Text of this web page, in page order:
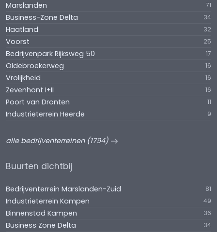
Marslanden 71
Business-Zone Delta 34
Haatland 32
Voorst 25
Bedrijvenpark Rijksweg 50 17
Oldebroekerweg 16
Vrolijkheid 16
Zevenhont I+II 16
Poort van Dronten 11
Industrieterrein Heerde 9
alle bedrijventerreinen (1794)
Buurten dichtbij
Bedrijventerrein Marslanden-Zuid 81
Industrieterrein Kampen 49
Binnenstad Kampen 36
Business Zone Delta 34